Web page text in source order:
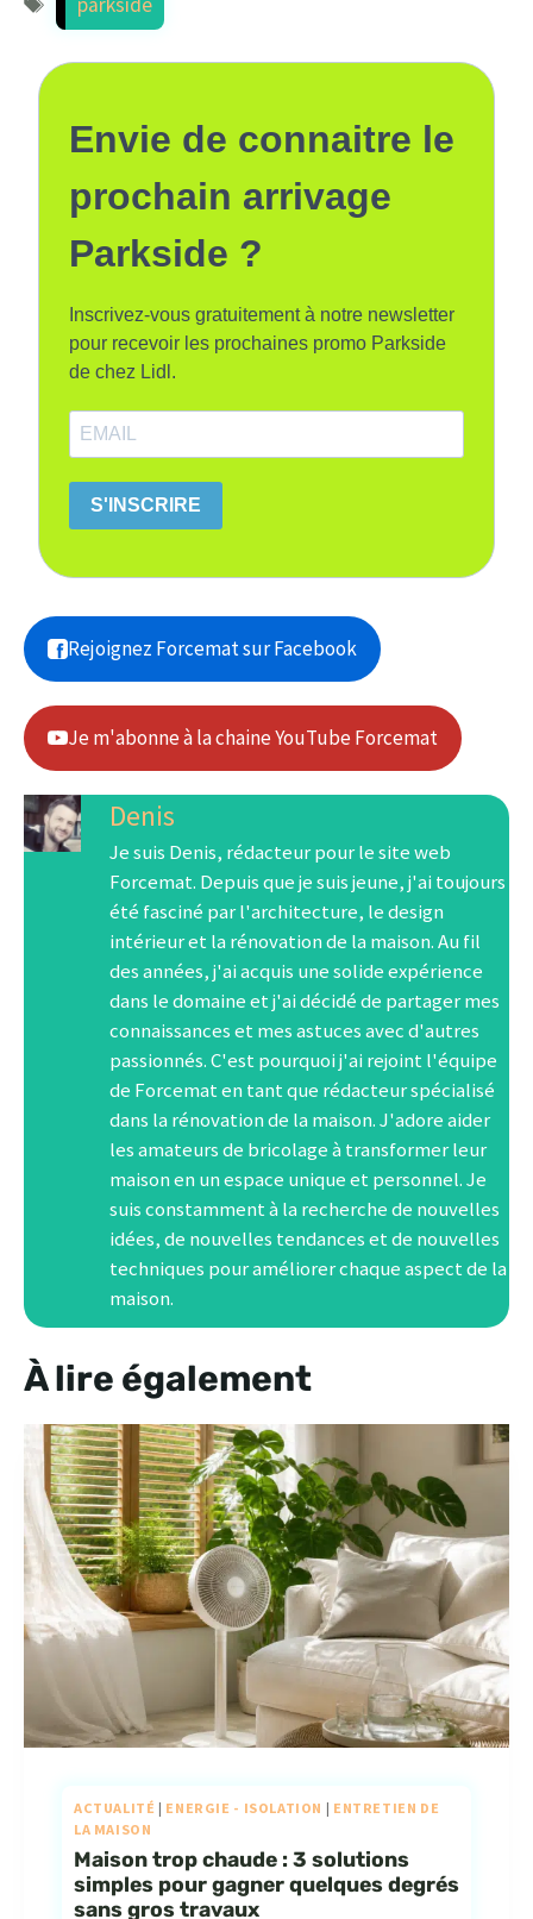
Envie de connaitre le
prochain arrivage
Parkside ?
Inscrivez-vous gratuitement à notre newsletter
pour recevoir les prochaines promo Parkside
de chez Lidl.
S'INSCRIRE
Rejoignez Forcemat sur Facebook
Je m'abonne à la chaine YouTube Forcemat
Denis
Je suis Denis, rédacteur pour le site web
Forcemat. Depuis que je suis jeune, j'ai toujours
été fasciné par l'architecture, le design
intérieur et la rénovation de la maison. Au fil
des années, j'ai acquis une solide expérience
dans le domaine et j'ai décidé de partager mes
connaissances et mes astuces avec d'autres
passionnés. C'est pourquoi j'ai rejoint l'équipe
de Forcemat en tant que rédacteur spécialisé
dans la rénovation de la maison. J'adore aider
les amateurs de bricolage à transformer leur
maison en un espace unique et personnel. Je
suis constamment à la recherche de nouvelles
idées, de nouvelles tendances et de nouvelles
techniques pour améliorer chaque aspect de la
maison.
À lire également
ACTUALITÉ | ENERGIE - ISOLATION | ENTRETIEN DE
LA MAISON
Maison trop chaude : 3 solutions
simples pour gagner quelques degrés
sans gros travaux